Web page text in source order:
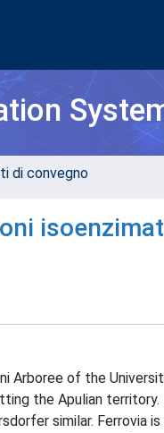
di convegno
of the
the Apulian territory.
similar. Ferrovia